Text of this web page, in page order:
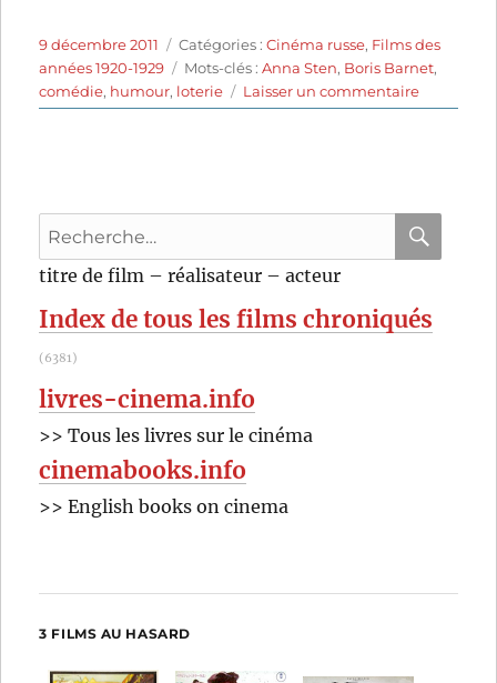
Publié
le
9 décembre 2011 Catégories
Catégories :Cinéma russe, Films des
années 1920-1929
Étiquettes
Mots-clés :Anna Sten, Boris Barnet,
comédie, humour, loterie Laisser un commentairesur
La
à
Boris
Recherche
pour
titre de film – réalisateur – acteur
Index de tous les films chroniqués
(6381)
livres-cinema.info
>> Tous les livres sur le cinéma
cinemabooks.info
>> English books on cinema
3 FILMS AU HASARD